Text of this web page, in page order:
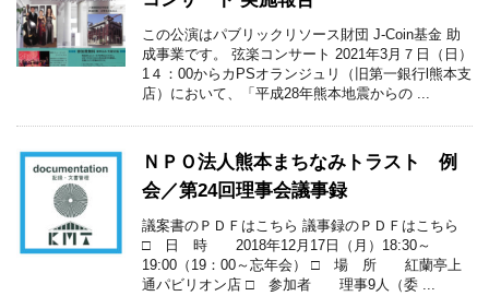
この公演はパブリックリソース財団 J-Coin基金 助
成事業です。 弦楽コンサート 2021年3月７日（日）
1４：00からカPSオランジュリ（旧第一銀行l熊本支
店）において、「平成28年熊本地震からの ...
ＮＰＯ法人熊本まちなみトラスト 例
会／第24回理事会議事録
議案書のＰＤＦはこちら 議事録のＰＤＦはこちら
□ 日 時 2018年12月17日（月）18:30～
19:00（19：00～忘年会） □ 場 所 紅蘭亭上
通パビリオン店 □ 参加者 理事9人（委 ...